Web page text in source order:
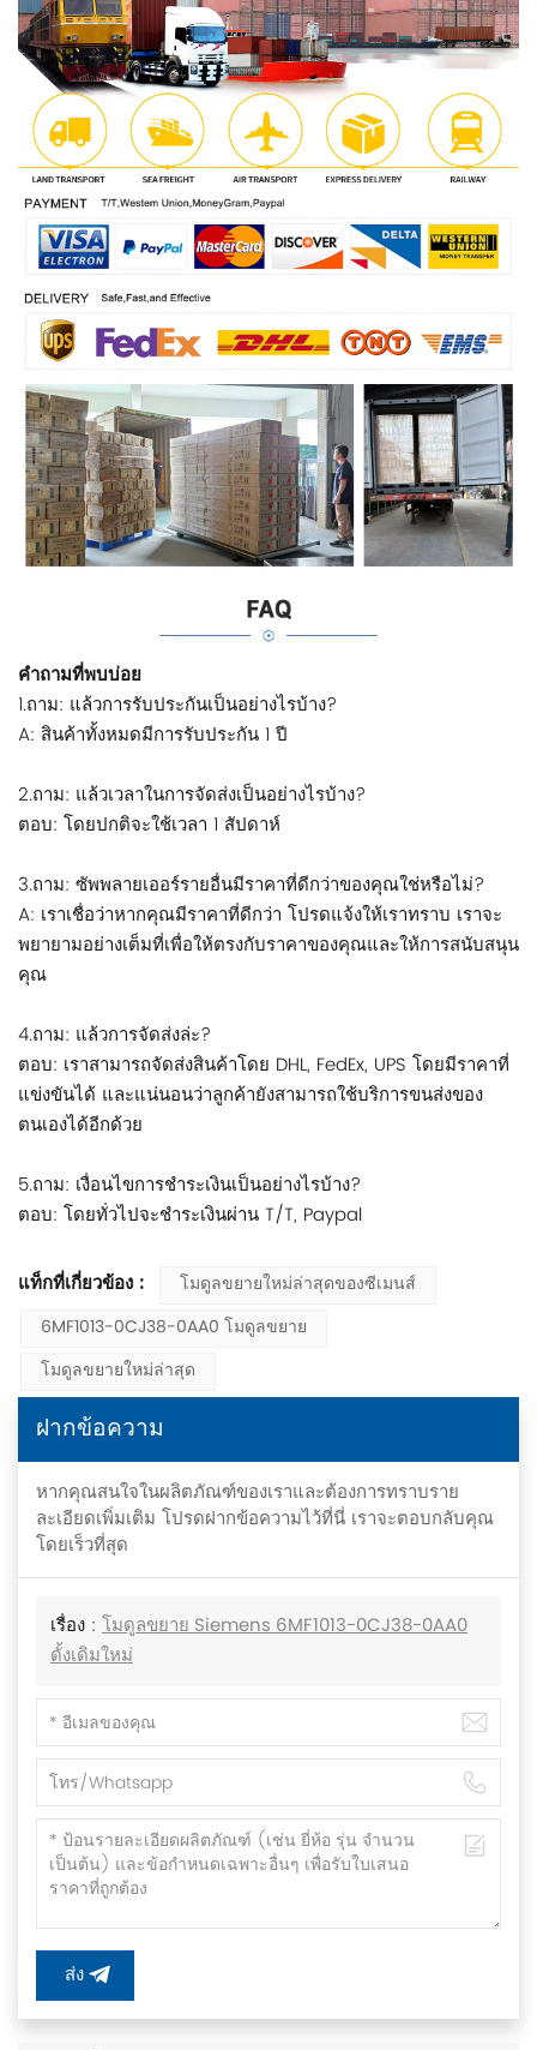
คำถามที่พบบ่อย
1.ถาม: แล้วการรับประกันเป็นอย่างไรบ้าง?
A: สินค้าทั้งหมดมีการรับประกัน 1 ปี
2.ถาม: แล้วเวลาในการจัดส่งเป็นอย่างไรบ้าง?
ตอบ: โดยปกติจะใช้เวลา 1 สัปดาห์
3.ถาม: ซัพพลายเออร์รายอื่นมีราคาที่ดีกว่าของคุณใช่หรือไม่?
A: เราเชื่อว่าหากคุณมีราคาที่ดีกว่า โปรดแจ้งให้เราทราบ เราจะ
พยายามอย่างเต็มที่เพื่อให้ตรงกับราคาของคุณและให้การสนับสนุน
คุณ
4.ถาม: แล้วการจัดส่งล่ะ?
ตอบ: เราสามารถจัดส่งสินค้าโดย DHL, FedEx, UPS โดยมีราคาที่
แข่งขันได้ และแน่นอนว่าลูกค้ายังสามารถใช้บริการขนส่งของ
ตนเองได้อีกด้วย
5.ถาม: เงื่อนไขการชำระเงินเป็นอย่างไรบ้าง?
ตอบ: โดยทั่วไปจะชำระเงินผ่าน T/T, Paypal
แท็กที่เกี่ยวข้อง :
โมดูลขยายใหม่ล่าสุดของซีเมนส์
6MF1013-0CJ38-0AA0 โมดูลขยาย
โมดูลขยายใหม่ล่าสุด
ฝากข้อความ
หากคุณสนใจในผลิตภัณฑ์ของเราและต้องการทราบราย
ละเอียดเพิ่มเติม โปรดฝากข้อความไว้ที่นี่ เราจะตอบกลับคุณ
โดยเร็วที่สุด
เรื่อง : โมดูลขยาย Siemens 6MF1013-0CJ38-0AA0
ดั้งเดิมใหม่
ส่ง